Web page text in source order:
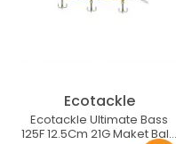
Ecotackle
Ecotackle Ultimate Bass
125F 12.5Cm 21G Maket Balık